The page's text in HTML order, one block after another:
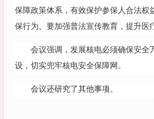
保障政策体系，有效保护参保人合法
保行为。要加强普法宣传教育，提升
会议强调，发展核电必须确保安全
设，切实兜牢核电安全保障网。
会议还研究了其他事项。